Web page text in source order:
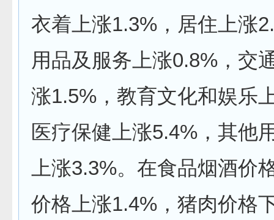
衣着上涨1.3%，居住上涨
用品及服务上涨0.8%，交
涨1.5%，教育文化和娱乐
医疗保健上涨5.4%，其他
上涨3.3%。在食品烟酒价
价格上涨1.4%，猪肉价格